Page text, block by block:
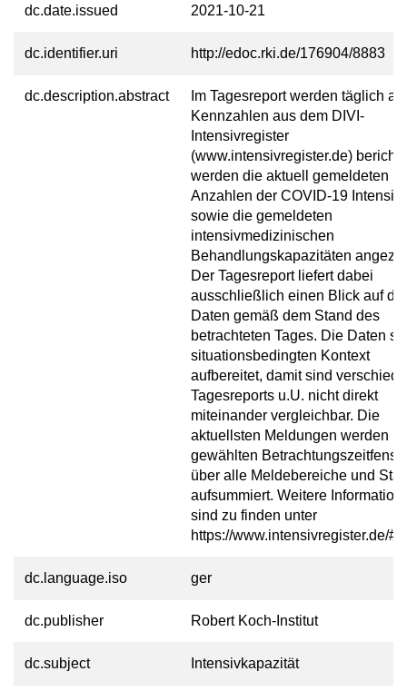
dc.date.issued 2021-10-21
dc.identifier.uri http://edoc.rki.de/176904/8883
dc.description.abstract
Im Tagesreport werden täglich
Kennzahlen aus dem DIVI-
Intensivregister
(www.intensivregister.de)
werden die aktuell gemeldeten
Anzahlen der COVID-19
sowie die gemeldeten
intensivmedizinischen
Behandlungskapazitäten
Der Tagesreport liefert dabei
ausschließlich einen Blick auf die
Daten gemäß dem Stand des
betrachteten Tages. Die Daten
situationsbedingten Kontext
aufbereitet, damit sind
Tagesreports u.U. nicht direkt
miteinander vergleichbar. Die
aktuellsten Meldungen werden im
gewählten
über alle Meldebereiche und
aufsummiert. Weitere
sind zu finden unter
https://www.intensivregister.de/#/
dc.language.iso ger
dc.publisher Robert Koch-Institut
dc.subject Intensivkapazität